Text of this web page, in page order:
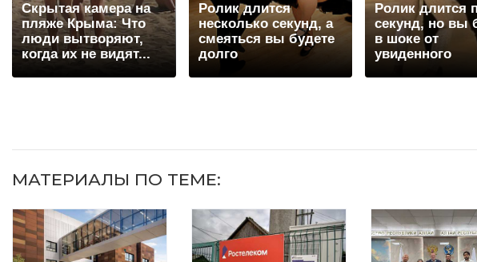
Скрытая камера на
пляже Крыма: Что
люди вытворяют,
когда их не видят...
Ролик длится
несколько секунд, а
смеяться вы будете
долго
Ролик длится
секунд, но вы
в шоке от
увиденного
МАТЕРИАЛЫ ПО ТЕМЕ: